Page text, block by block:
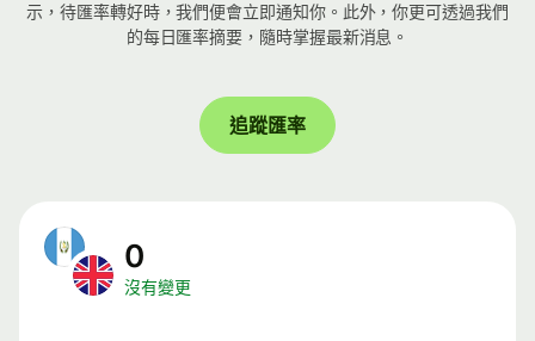
示，待匯率轉好時，我們便會立即通知你。此外，你更可透過我們
的每日匯率摘要，隨時掌握最新消息。
追蹤匯率
0
沒有變更